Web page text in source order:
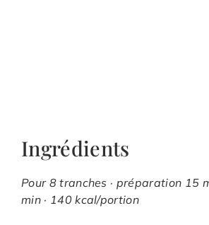
Ingrédients
Pour 8 tranches · préparation 15
min · 140 kcal/portion